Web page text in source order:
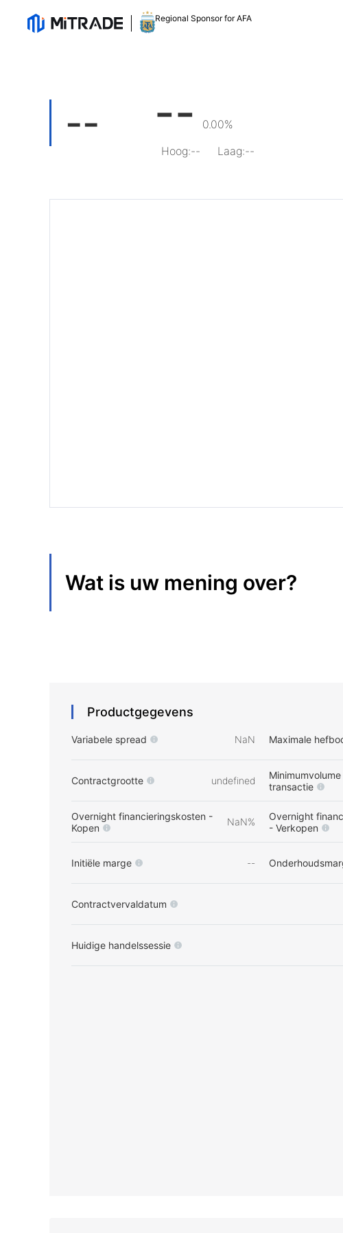
Regional Sponsor for AFA
-- --
0.00%
Hoog:-- Laag:--
Wat is uw mening over?
Productgegevens
Variabele spread NaN Maximale
Contractgrootte undefined
transactie
Overnight financieringskosten -
Kopen
NaN%
Overnight
- Verkopen
Initiële marge --
Contractvervaldatum
Huidige handelssessie